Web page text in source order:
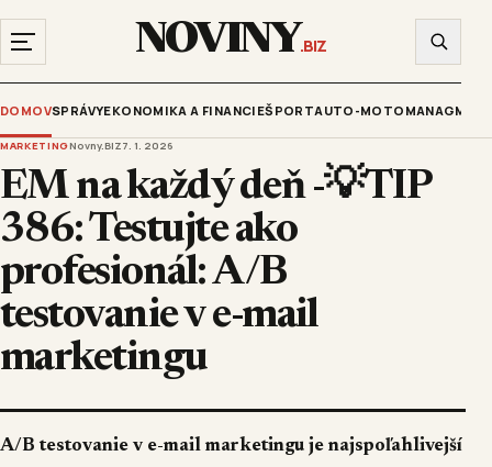
NOVINY.BIZ
DOMOVSPRÁVYEKONOMIKA A FINANCIEŠPORTAUTO-MOTO
MARKETINGNovny.BIZ7. 1. 2026
EM na každý deň -💡TIP
386: Testujte ako
profesionál: A/B
testovanie v e-mail
marketingu
A/B testovanie v e-mail marketingu je najspoľahlivejší